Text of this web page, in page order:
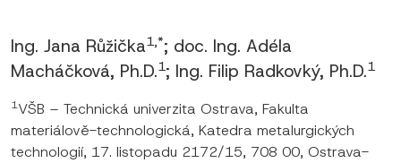
Ing. Jana Růžička1,*; doc. Ing. Adéla
Macháčková, Ph.D.1; Ing. Filip Radkovký, Ph.D.1
1VŠB – Technická univerzita Ostrava, Fakulta
materiálově-technologická, Katedra metalurgických
technologií, 17. listopadu 2172/15, 708 00, Ostrava-